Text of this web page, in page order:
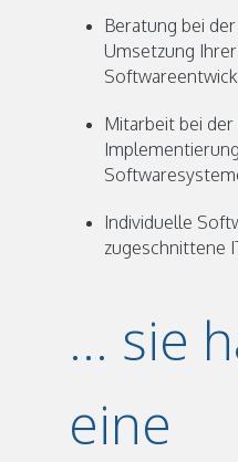
Beratung bei
Umsetzung Ihrer
Mitarbeit bei
Individuelle
zugeschnittene
... sie
eine